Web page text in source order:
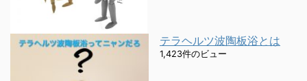
テラヘルツ波陶板浴とは
1,423件のビュー